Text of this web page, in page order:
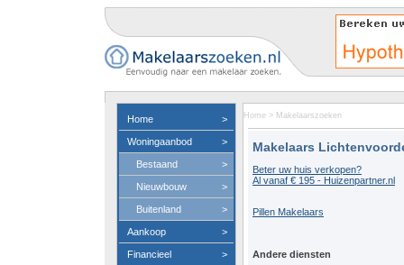
Home >
Woningaanbod >
Bestaand >
Nieuwbouw >
Buitenland >
Aankoop >
Financieel >
Home > Makelaarszoeken
Makelaars
Beter uw huis verkopen?
Al vanaf € 195 - Huizenpartner.nl
Pillen Makelaars
Andere diensten